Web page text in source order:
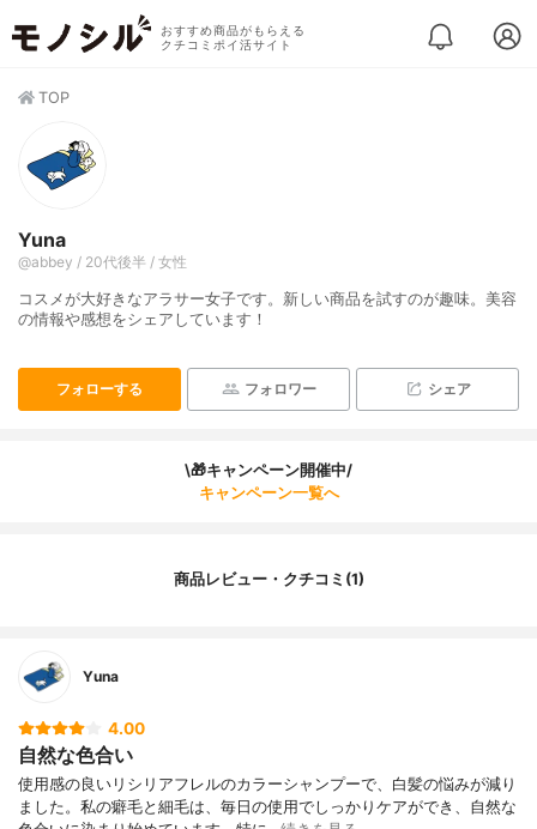
おすすめ商品がもらえる
クチコミポイ活サイト
TOP
Yuna
@abbey / 20代後半 / 女性
コスメが大好きなアラサー女子です。新しい商品を試すのが趣味。美容
の情報や感想をシェアしています！
フォローする フォロワー シェア
\🎁キャンペーン開催中/
キャンペーン一覧へ
商品レビュー・クチコミ(1)
Yuna
4.00
自然な色合い
使用感の良いリシリアフレルのカラーシャンプーで、白髪の悩みが減り
ました。私の癖毛と細毛は、毎日の使用でしっかりケアができ、自然な